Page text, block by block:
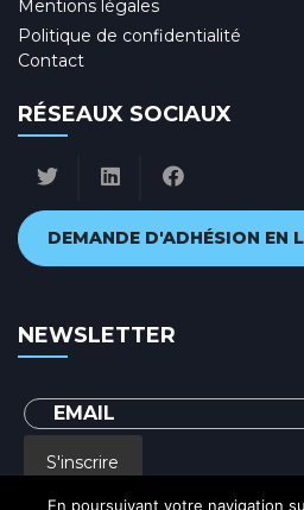
Mentions légales
Politique de confidentialité
Contact
RÉSEAUX SOCIAUX
DEMANDE D'ADHÉSION EN
NEWSLETTER
S'inscrire
En poursuivant votre navigation